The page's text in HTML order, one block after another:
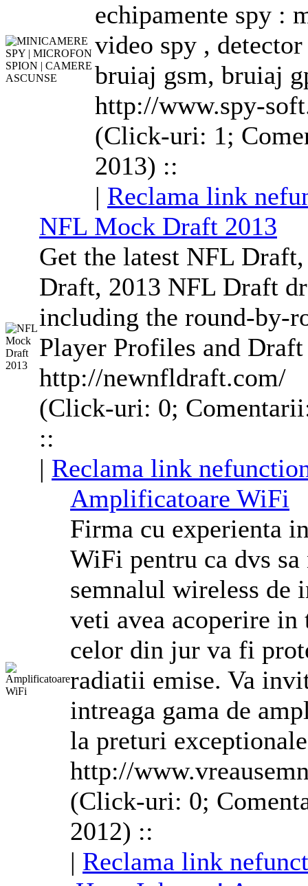
echipamente spy :
video spy ,
bruiaj gsm, bruiaj
http://www.spy-
(Click-uri: 1;
2013) ::
| Reclama link
NFL Mock Draft 2013
Get the latest NFL
Draft, 2013 NFL Draft
including the round-by-
Player Profiles and Draft
http://newnfldraft.com/
(Click-uri: 0;
::
| Reclama link
Amplificatoare WiFi
Firma cu experienta
WiFi pentru ca dvs
semnalul wireless de
veti avea acoperire in
celor din jur va fi
radiatii emise. Va
intreaga gama de
la preturi
http://
(Click-uri: 0;
2012) ::
| Reclama link